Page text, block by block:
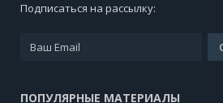
Подписаться на рассылку:
ПОПУЛЯРНЫЕ МАТЕРИАЛЫ